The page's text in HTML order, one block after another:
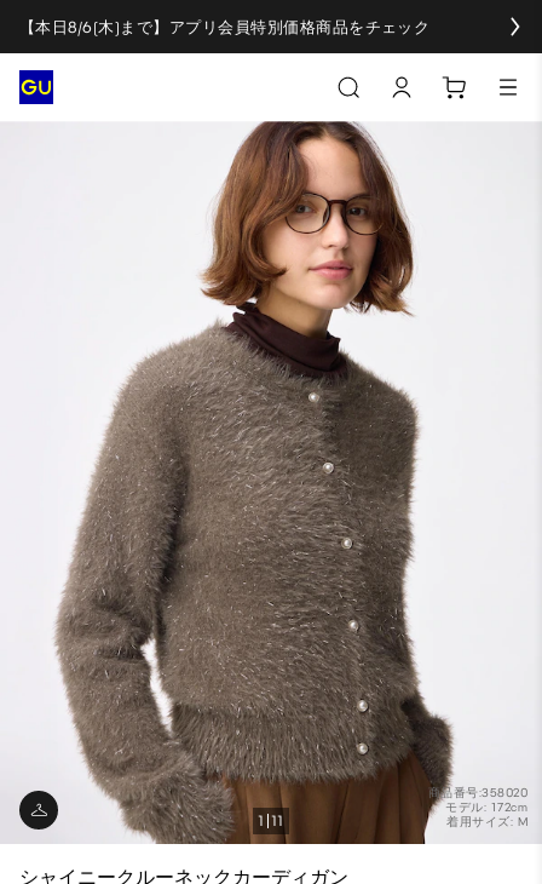
【本日8/6(木)まで】アプリ会員特別価格商品をチェック
商品番号:358020
モデル: 172cm
着用サイズ: M
1 11
シャイニークルーネックカーディガン